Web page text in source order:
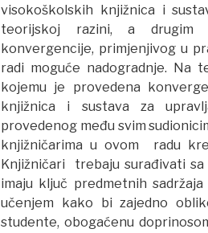
visokoškolskih knjižnica i
teorijskoj razini, a drugim
konvergencije, primjenjivog u
radi moguće nadogradnje. Na
kojemu je provedena
knjižnica i sustava za
provedenog među svim
knjižničarima u ovom radu
Knjižničari trebaju surađivati
imaju ključ predmetnih
učenjem kako bi zajedno
studente, obogaćenu